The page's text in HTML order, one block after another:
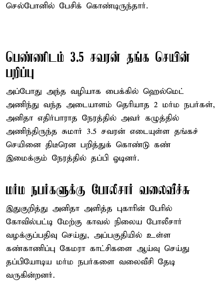
செல்போனில் பேசிக் கொண்டிருந்தார்.
பெண்ணிடம் 3.5 சவரன் தங்க செயின்
பறிப்பு
அப்போது அந்த வழியாக பைக்கில் ஹெல்மெட்
அணிந்து வந்த அடையாளம் தெரியாத 2 மர்ம நபர்கள்,
அனிதா எதிர்பாராத நேரத்தில் அவர் கழுத்தில்
அணிந்திருந்த சுமார் 3.5 சவரன் எடையுள்ள தங்கச்
செயினை திடீரென பறித்துக் கொண்டு கண்
இமைக்கும் நேரத்தில் தப்பி ஓடினர்.
மர்ம நபர்களுக்கு போலீசார் வலைவீச்சு
இதுகுறித்து அனிதா அளித்த புகாரின் பேரில்
கோவில்பட்டி மேற்கு காவல் நிலைய போலீசார்
வழக்குப்பதிவு செய்து, அப்பகுதியில் உள்ள
கண்காணிப்பு கேமரா காட்சிகளை ஆய்வு செய்து
தப்பியோடிய மர்ம நபர்களை வலைவீசி தேடி
வருகின்றனர்.